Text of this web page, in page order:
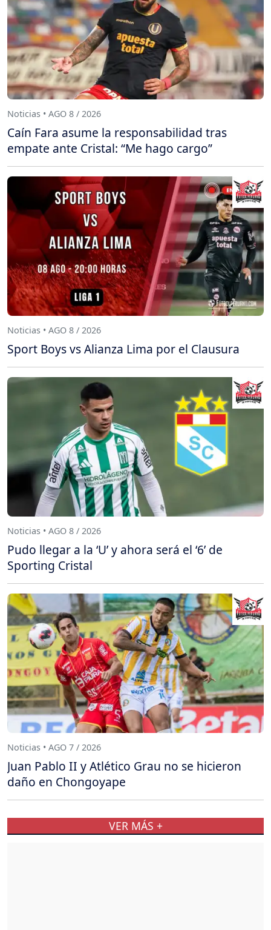
Noticias • AGO 8 / 2026
Caín Fara asume la responsabilidad tras
empate ante Cristal: “Me hago cargo”
Noticias • AGO 8 / 2026
Sport Boys vs Alianza Lima por el Clausura
Noticias • AGO 8 / 2026
Pudo llegar a la ‘U’ y ahora será el ‘6’ de
Sporting Cristal
Noticias • AGO 7 / 2026
Juan Pablo II y Atlético Grau no se hicieron
daño en Chongoyape
VER MÁS +